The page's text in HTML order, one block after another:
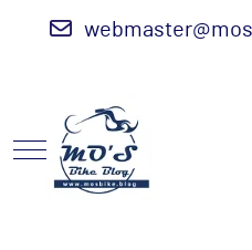
Mobile Menu Toggle